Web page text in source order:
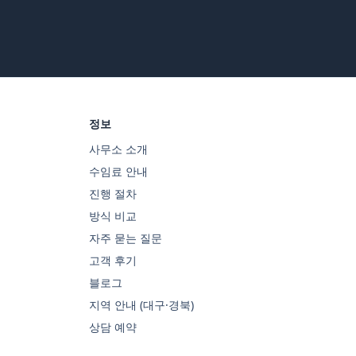
정보
사무소 소개
수임료 안내
진행 절차
방식 비교
자주 묻는 질문
고객 후기
블로그
지역 안내 (대구·경북)
상담 예약